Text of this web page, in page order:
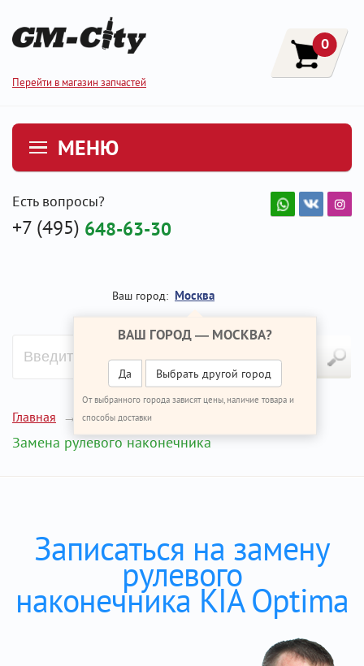
Перейти в магазин запчастей
0
МЕНЮ
Есть вопросы?
+7 (495) 648-63-30
Ваш город: Москва
ВАШ ГОРОД — МОСКВА?
Да Выбрать другой город
От выбранного города зависят цены, наличие товара и
способы доставки
Главная Ремонт КИА Оптима
Замена рулевого наконечника
Записаться на замену
рулевого
наконечника KIA Optima